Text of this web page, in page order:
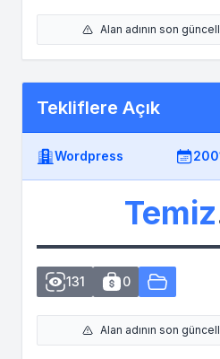
Alan adının son
Tekliflere Açık
Wordpress
Temiz
131 0
Alan adının son